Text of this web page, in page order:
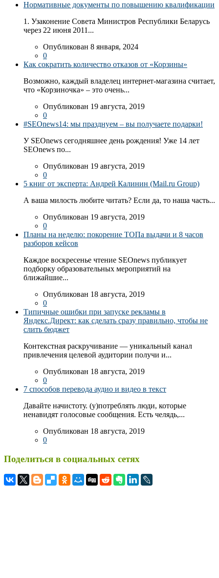
Нормативные документы по повышению квалификации
1. Узаконение Совета Министров Республики Беларусь
через 22 июня 2011...
Опубликован 8 января, 2024
0
Как сократить количество отказов от «Корзины»
Возможно, каждый владелец интернет-магазина считает,
что «Корзиночка» – это очень...
Опубликован 19 августа, 2019
0
#SEOnews14: мы празднуем – вы получаете подарки!
У SEOnews сегодняшнее день рождения! Уже 14 лет
SEOnews по...
Опубликован 19 августа, 2019
0
5 книг от эксперта: Андрей Калинин (Mail.ru Group)
А ваша милость любите читать? Если да, то наша часть...
Опубликован 19 августа, 2019
0
Планы на неделю: покорение ТОПа выдачи и 8 часов
разборов кейсов
Каждое воскресенье чтение SEOnews публикует
подборку образовательных мероприятий на
ближайшие...
Опубликован 18 августа, 2019
0
Типичные ошибки при запуске рекламы в
Яндекс.Директ: как сделать сразу правильно, чтобы не
слить бюджет
Контекстная раскручивание — уникальный канал
привлечения целевой аудитории получи и...
Опубликован 18 августа, 2019
0
7 способов перевода аудио и видео в текст
Давайте начистоту. (у)потреблять люди, которые
ненавидят голосовые сообщения. Есть челядь,...
Опубликован 18 августа, 2019
0
Поделиться в социальных сетях